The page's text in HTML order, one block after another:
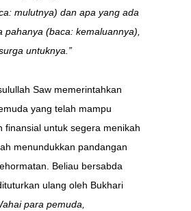
mulutnya) dan apa yang ada
pahanya (baca: kemaluannya),
untuknya.”
Saw memerintahkan
yang telah mampu
finansial untuk segera menikah
menundukkan pandangan
Beliau bersabda
ulang oleh Bukhari
para pemuda,